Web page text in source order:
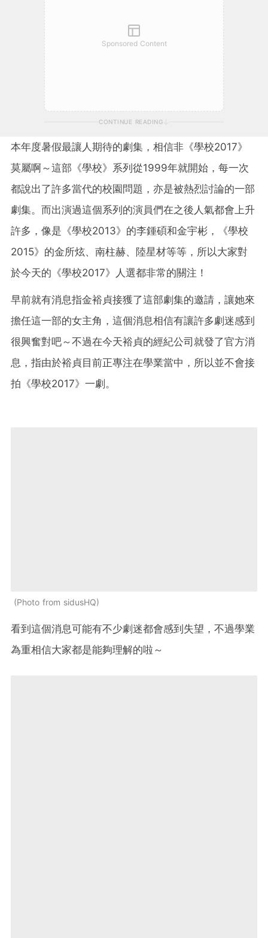
Sponsored Content
CONTINUE READING
本年度暑假最讓人期待的劇集，相信非《學校2017》
莫屬啊～這部《學校》系列從1999年就開始，每一次
都說出了許多當代的校園問題，亦是被熱烈討論的一部
劇集。而出演過這個系列的演員們在之後人氣都會上升
許多，像是《學校2013》的李鍾碩和金宇彬，《學校
2015》的金所炫、南柱赫、陸星材等等，所以大家對
於今天的《學校2017》人選都非常的關注！
早前就有消息指金裕貞接獲了這部劇集的邀請，讓她來
擔任這一部的女主角，這個消息相信有讓許多劇迷感到
很興奮對吧～不過在今天裕貞的經紀公司就發了官方消
息，指由於裕貞目前正專注在學業當中，所以並不會接
拍《學校2017》一劇。
Photo from sidusHQ
看到這個消息可能有不少劇迷都會感到失望，不過學業
為重相信大家都是能夠理解的啦～